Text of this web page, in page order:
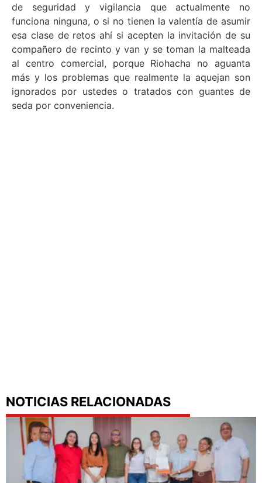
de seguridad y vigilancia que actualmente no
funciona ninguna, o si no tienen la valentía de asumir
esa clase de retos ahí si acepten la invitación de su
compañero de recinto y van y se toman la malteada
al centro comercial, porque Riohacha no aguanta
más y los problemas que realmente la aquejan son
ignorados por ustedes o tratados con guantes de
seda por conveniencia.
NOTICIAS RELACIONADAS